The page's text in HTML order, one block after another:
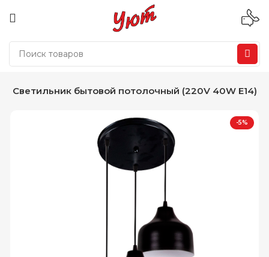
Светильник бытовой потолочный (220V 40W E14)
-5%